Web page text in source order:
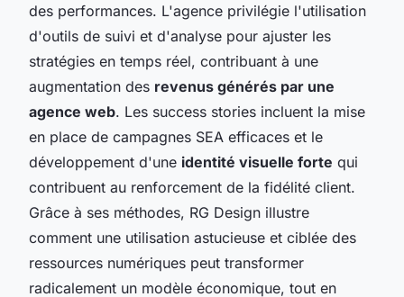
des performances. L'agence privilégie l'utilisation
d'outils de suivi et d'analyse pour ajuster les
stratégies en temps réel, contribuant à une
augmentation des revenus générés par une
agence web. Les success stories incluent la mise
en place de campagnes SEA efficaces et le
développement d'une identité visuelle forte qui
contribuent au renforcement de la fidélité client.
Grâce à ses méthodes, RG Design illustre
comment une utilisation astucieuse et ciblée des
ressources numériques peut transformer
radicalement un modèle économique, tout en